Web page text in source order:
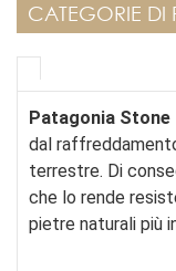
CATEGORIE DI
Patagonia Stone
dal
terrestre. Di
che lo rende
pietre naturali più